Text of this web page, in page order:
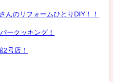
んのリフォームひとりDIY！！
ークッキング！
号店！